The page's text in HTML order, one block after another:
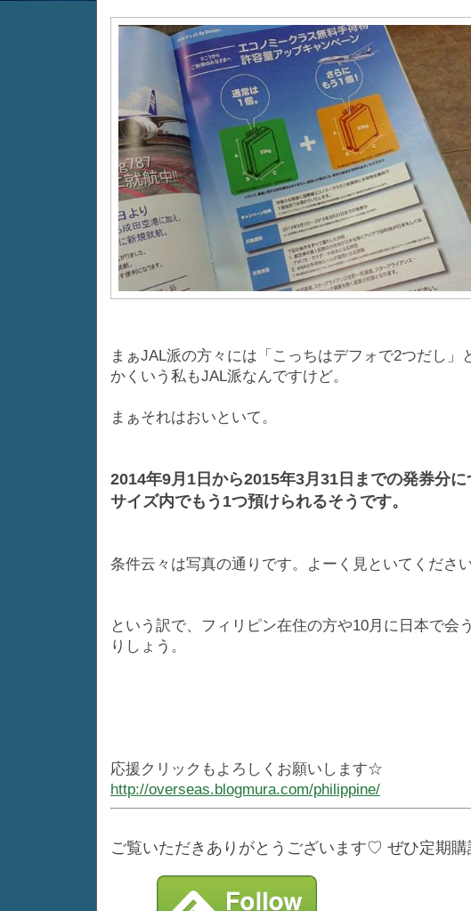
まぁJAL派の方々には「こっちはデフォで2つだし」
かくいう私もJAL派なんですけど。
まぁそれはおいといて。
2014年9月1日から2015年3月31日までの発券分
サイズ内でもう1つ預けられるそうです。
条件云々は写真の通りです。よーく見といてください
という訳で、フィリピン在住の方や10月に日本で会
りしょう。
応援クリックもよろしくお願いします☆
http://overseas.blogmura.com/philippine/
ご覧いただきありがとうございます♡ ぜひ定期購